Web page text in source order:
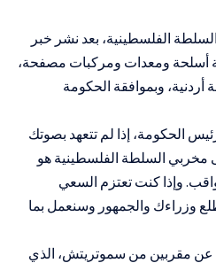
الفلسطينية، بعد نشر خبر
أسلحة ومعدات ومركبات مصفحة،
أردنية، وبموافقة الحكومة
الحكومة، إذا لم تتعهد بصوتك
مخربي السلطة الفلسطينية هو
وإذا كنت تعتزم السعي
أن تطلع وزراءك والجمهور وسنعمل بما
عن مقربين من سموتريتش، الذي